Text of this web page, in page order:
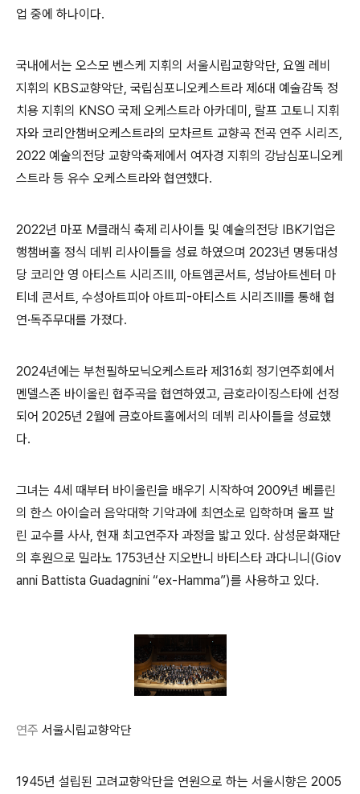
업 중에 하나이다.
국내에서는 오스모 벤스케 지휘의 서울시립교향악단, 요엘 레비
지휘의 KBS교향악단, 국립심포니오케스트라 제 6대 예술감독 정
치용 지휘의 KNSO 국제 오케스트라 아카데미 , 랄프 고토니 지휘
자와 코리안챔버오케스트라의 모차르트 교향곡 전곡 연주 시리즈,
2022 예술의전당 교향악축제에서 여자경 지휘의 강남심포니오케
스트라 등 유수 오케스트라와 협연했다.
2022년 마포 M클래식 축제 리사이틀 및 예술의전당 IBK기업은
행챔버홀 정식 데뷔 리사이틀을 성료 하였으며 2023년 명동대성
당 코리안 영 아티스트 시리즈Ⅲ, 아트엠콘서트, 성남아트센터 마
티네 콘서트, 수성아트피아 아트피 -아티스트 시리즈Ⅲ를 통해 협
연·독주무대를 가졌다.
2024년에는 부천필하모닉오케스트라 제 316회 정기연주회에서
멘델스존 바이올린 협주곡을 협연하였고, 금호라이징스타에 선정
되어 2025년 2월에 금호아트홀에서의 데뷔 리사이틀을 성료했
다.
그녀는 4세 때부터 바이올린을 배우기 시작하여 2009년 베를린
의 한스 아이슬러 음악대학 기악과에 최연소로 입학하며 울프 발
린 교수를 사사, 현재 최고연주자 과정을 밟고 있다. 삼성문화재단
의 후원으로 밀라노 1753년산 지오반니 바티스타 과다니니 (Giov
anni Battista Guadagnini “ex-Hamma”)를 사용하고 있다.
연주 서울시립교향악단
1945년 설립된 고려교향악단을 연원으로 하는 서울시향은 2005